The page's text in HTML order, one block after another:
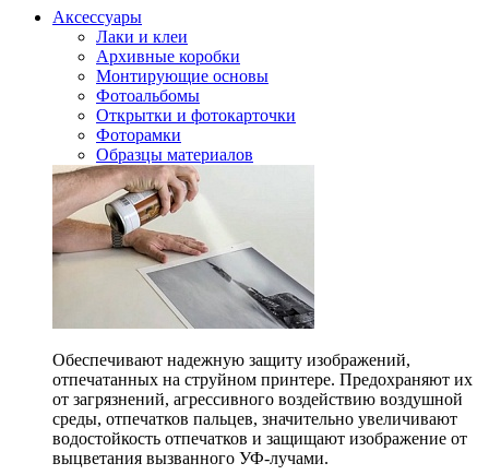
Аксессуары
Лаки и клеи
Архивные коробки
Монтирующие основы
Фотоальбомы
Открытки и фотокарточки
Фоторамки
Образцы материалов
Обеспечивают надежную защиту изображений,
отпечатанных на струйном принтере. Предохраняют их
от загрязнений, агрессивного воздействию воздушной
среды, отпечатков пальцев, значительно увеличивают
водостойкость отпечатков и защищают изображение от
выцветания вызванного УФ-лучами.